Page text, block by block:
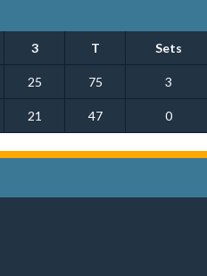
3 T Sets
25 75 3
21 47 0